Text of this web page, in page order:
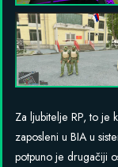
Za ljubitelje RP, to je
zaposleni u BIA u
potpuno je drugačiji